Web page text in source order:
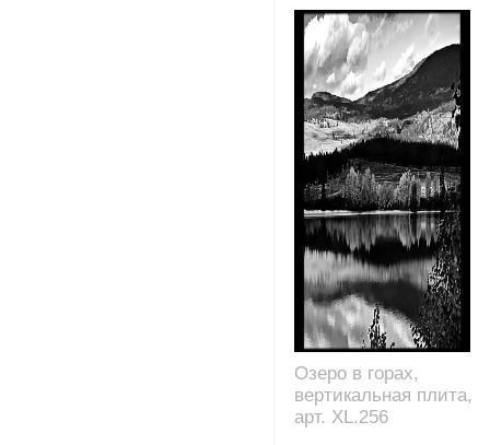
Озеро в горах,
вертикальная плита,
арт. XL.256